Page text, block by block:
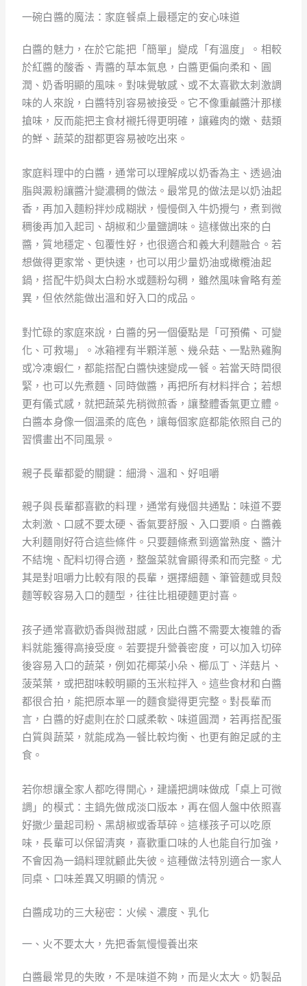
一碗白醬的魔法：家庭餐桌上最穩定的安心味道
白醬的魅力，在於它能把「簡單」變成「有溫度」。相較
於紅醬的酸香、青醬的草本氣息，白醬更偏向柔和、圓
潤、奶香明顯的風味。對味覺敏感、或不太喜歡太刺激調
味的人來說，白醬特別容易被接受。它不像重鹹醬汁那樣
搶味，反而能把主食材襯托得更明確，讓雞肉的嫩、菇類
的鮮、蔬菜的甜都更容易被吃出來。
家庭料理中的白醬，通常可以理解成以奶香為主、透過油
脂與澱粉讓醬汁變濃稠的做法。最常見的做法是以奶油起
香，再加入麵粉拌炒成糊狀，慢慢倒入牛奶攪勻，煮到微
稠後再加入起司、胡椒和少量鹽調味。這樣做出來的白
醬，質地穩定、包覆性好，也很適合和義大利麵融合。若
想做得更家常、更快速，也可以用少量奶油或橄欖油起
鍋，搭配牛奶與太白粉水或麵粉勾稠，雖然風味會略有差
異，但依然能做出溫和好入口的成品。
對忙碌的家庭來說，白醬的另一個優點是「可預備、可變
化、可救場」。冰箱裡有半顆洋蔥、幾朵菇、一點熟雞胸
或冷凍蝦仁，都能搭配白醬快速變成一餐。若當天時間很
緊，也可以先煮麵、同時做醬，再把所有材料拌合；若想
更有儀式感，就把蔬菜先稍微煎香，讓整體香氣更立體。
白醬本身像一個溫柔的底色，讓每個家庭都能依照自己的
習慣畫出不同風景。
親子長輩都愛的關鍵：細滑、溫和、好咀嚼
親子與長輩都喜歡的料理，通常有幾個共通點：味道不要
太刺激、口感不要太硬、香氣要舒服、入口要順。白醬義
大利麵剛好符合這些條件。只要麵條煮到適當熟度、醬汁
不結塊、配料切得合適，整盤菜就會顯得柔和而完整。尤
其是對咀嚼力比較有限的長輩，選擇細麵、筆管麵或貝殼
麵等較容易入口的麵型，往往比粗硬麵更討喜。
孩子通常喜歡奶香與微甜感，因此白醬不需要太複雜的香
料就能獲得高接受度。若要提升營養密度，可以加入切碎
後容易入口的蔬菜，例如花椰菜小朵、櫛瓜丁、洋菇片、
菠菜葉，或把甜味較明顯的玉米粒拌入。這些食材和白醬
都很合拍，能把原本單一的麵食變得更完整。對長輩而
言，白醬的好處則在於口感柔軟、味道圓潤，若再搭配蛋
白質與蔬菜，就能成為一餐比較均衡、也更有飽足感的主
食。
若你想讓全家人都吃得開心，建議把調味做成「桌上可微
調」的模式：主鍋先做成淡口版本，再在個人盤中依照喜
好撒少量起司粉、黑胡椒或香草碎。這樣孩子可以吃原
味，長輩可以保留清爽，喜歡重口味的人也能自行加強，
不會因為一鍋料理就顧此失彼。這種做法特別適合一家人
同桌、口味差異又明顯的情況。
白醬成功的三大秘密：火候、濃度、乳化
一、火不要太大，先把香氣慢慢養出來
白醬最常見的失敗，不是味道不夠，而是火太大。奶製品